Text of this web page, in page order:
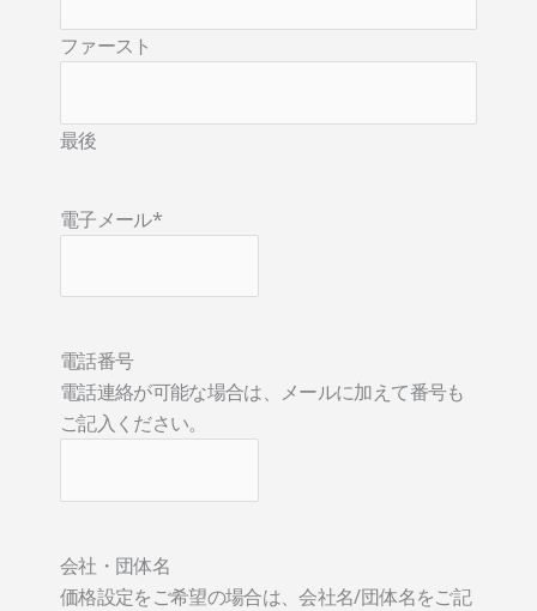
ファースト
最後
電子メール*
電話番号
電話連絡が可能な場合は、メールに加えて番号も
ご記入ください。
会社・団体名
価格設定をご希望の場合は、会社名/団体名をご記